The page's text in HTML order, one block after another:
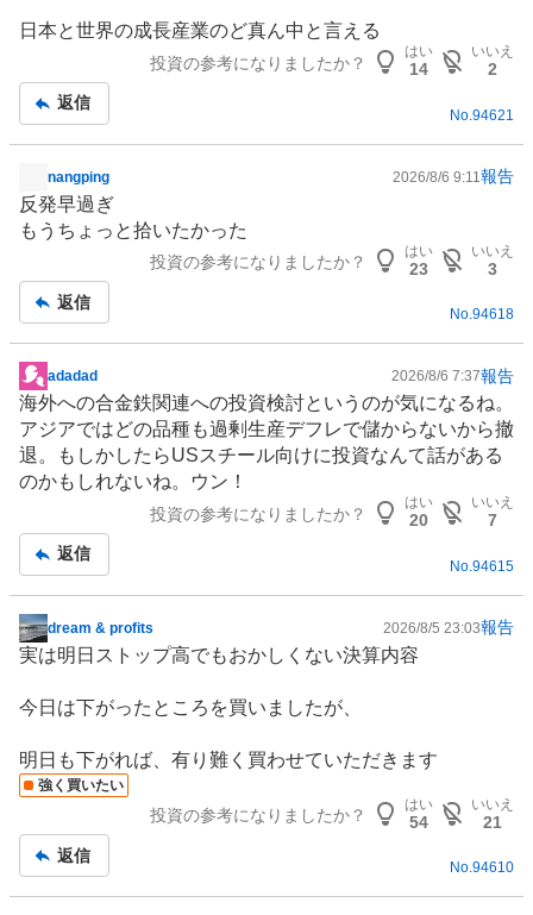
日本と世界の成長産業のど真ん中と言える
投資の参考になりましたか？
はい
14
いいえ
2
返信
No.94621
示
板
nangping 2026/8/6 9:11報告
反発早過ぎ
もうちょっと拾いたかった
投資の参考になりましたか？
はい
23
いいえ
3
返信
No.94618
掲
示
板
記
事
adadad 2026/8/6 7:37報告
海外への合金鉄関連への投資検討というのが気になるね。
アジアではどの品種も過剰生産デフレで儲からないから撤
退。もしかしたらUSスチール向けに投資なんて話がある
のかもしれないね。ウン！
投資の参考になりましたか？
はい
20
いいえ
7
返信
No.94615
掲
示
記
dream & profits 2026/8/5 23:03報告
実は明日ストップ高でもおかしくない決算内容
今日は下がったところを買いましたが、
明日も下がれば、有り難く買わせていただきます
強く買いたい
投資の参考になりましたか？
はい
54
いいえ
21
返信
No.94610